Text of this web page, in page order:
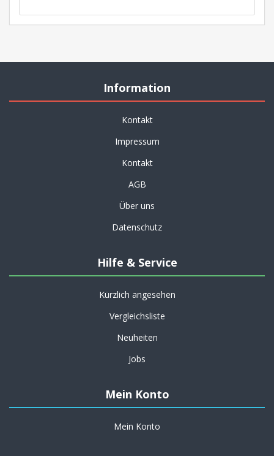
Information
Kontakt
Impressum
Kontakt
AGB
Über uns
Datenschutz
Hilfe & Service
Kürzlich angesehen
Vergleichsliste
Neuheiten
Jobs
Mein Konto
Mein Konto